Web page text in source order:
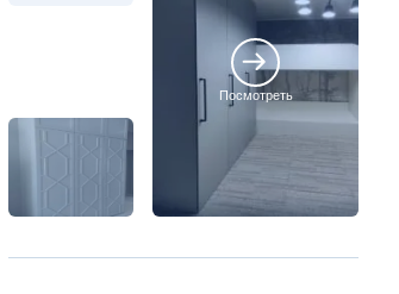
Посмотреть